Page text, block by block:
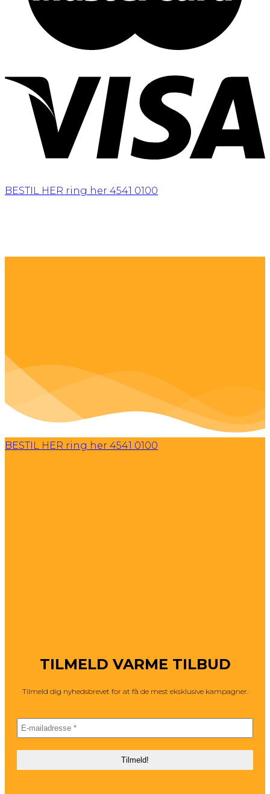
BESTIL HER ring her 4541 0100
BESTIL HER ring her 4541 0100
TILMELD VARME TILBUD
Tilmeld dig nyhedsbrevet for at få de mest eksklusive kampagner.